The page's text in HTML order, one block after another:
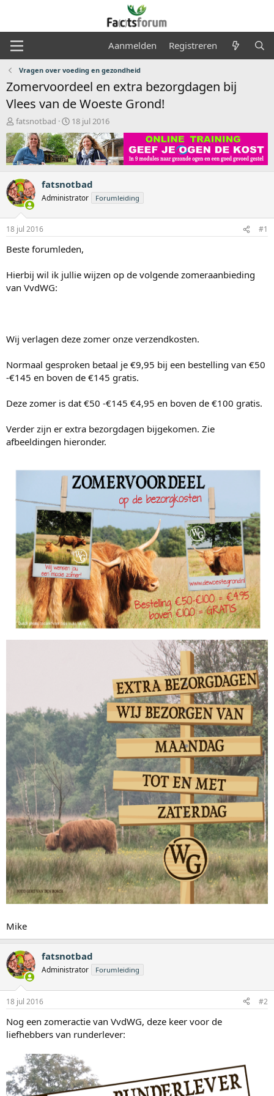
Aanmelden Registreren
Vragen over voeding en gezondheid
Zomervoordeel en extra bezorgdagen bij
Vlees van de Woeste Grond!
O
n
d
e
r
w
e
r
p
s
t
r
e
r
fatsnotbad
S
t
a
r
t
a
t
m
18 jul 2016
fatsnotbad
Administrator Forumleiding
18 jul 2016 #1
Beste forumleden,
Hierbij wil ik jullie wijzen op de volgende zomeraanbieding
van VvdWG:
Wij verlagen deze zomer onze verzendkosten.
Normaal gesproken betaal je €9,95 bij een bestelling van €50
-€145 en boven de €145 gratis.
Deze zomer is dat €50 -€145 €4,95 en boven de €100 gratis.
Verder zijn er extra bezorgdagen bijgekomen. Zie
afbeeldingen hieronder.
Mike
fatsnotbad
Administrator Forumleiding
18 jul 2016 #2
Nog een zomeractie van VvdWG, deze keer voor de
liefhebbers van runderlever: